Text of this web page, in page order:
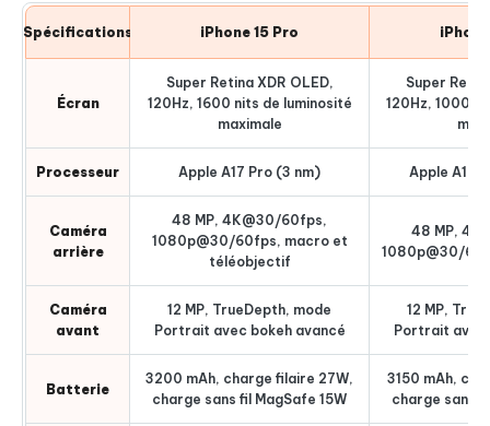
Spécifications iPhone 15 Pro
Écran
Super Retina XDR OLED,
120Hz, 1600 nits de luminosité
maximale
Super
120Hz, 1000
Processeur Apple A17 Pro (3 nm) Apple A16
Caméra
arrière
48 MP, 4K@30/60fps,
1080p@30/60fps, macro et
téléobjectif
48 MP,
1080p@30/
Caméra
avant
12 MP, TrueDepth, mode
Portrait avec bokeh avancé
12 MP,
Portrait avec
Batterie
3200 mAh, charge filaire 27W,
charge sans fil MagSafe 15W
3150 mAh,
charge sans